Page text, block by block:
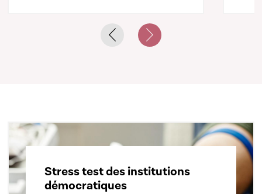
Previous slideNext slide
Stress test des institutions
démocratiques